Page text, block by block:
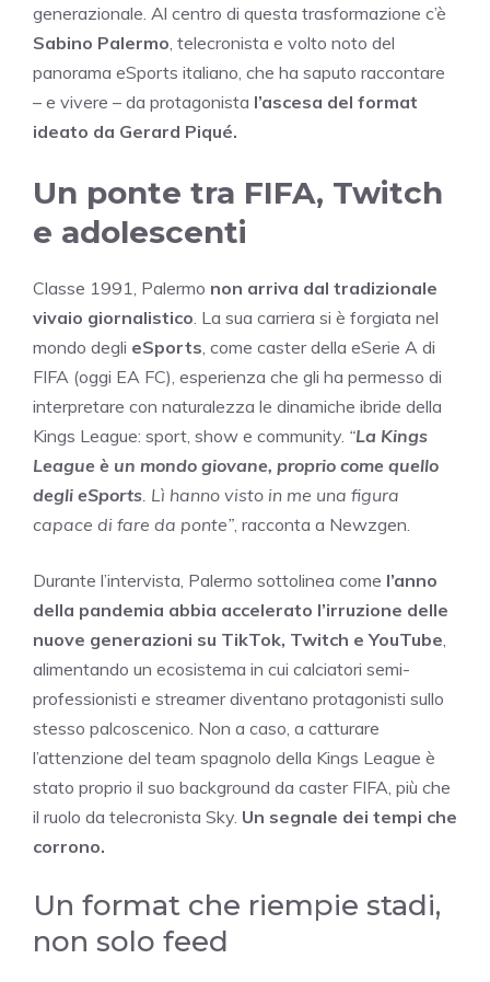
generazionale. Al centro di questa trasformazione c’è
Sabino Palermo , telecronista e volto noto del
panorama eSports italiano, che ha saputo raccontare
– e vivere – da protagonista l’ascesa del format
ideato da Gerard Piqué.
Un ponte tra FIFA, Twitch
e adolescenti
Classe 1991, Palermo non arriva dal tradizionale
vivaio giornalistico . La sua carriera si è forgiata nel
mondo degli eSports , come caster della eSerie A di
FIFA (oggi EA FC), esperienza che gli ha permesso di
interpretare con naturalezza le dinamiche ibride della
Kings League: sport, show e community. “La Kings
League è un mondo giovane, proprio come quello
degli eSports . Lì hanno visto in me una figura
capace di fare da ponte” , racconta a Newzgen.
Durante l’intervista, Palermo sottolinea come l’anno
della pandemia abbia accelerato l’irruzione delle
nuove generazioni su TikTok, Twitch e YouTube
alimentando un ecosistema in cui calciatori semi-
professionisti e streamer diventano protagonisti sullo
stesso palcoscenico. Non a caso, a catturare
l’attenzione del team spagnolo della Kings League è
stato proprio il suo background da caster FIFA, più che
il ruolo da telecronista Sky. Un segnale dei tempi che
corrono.
Un format che riempie stadi,
non solo feed